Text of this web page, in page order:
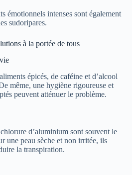
émotionnels intenses sont également
sudoripares.
à la portée de tous
épicés, de caféine et d’alcool
même, une hygiène rigoureuse et
peuvent atténuer le problème.
d’aluminium sont souvent le
une peau sèche et non irritée, ils
la transpiration.